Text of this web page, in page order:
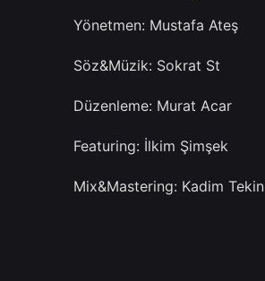
Yönetmen: Mustafa Ateş
Söz&Müzik: Sokrat St
Düzenleme: Murat Acar
Featuring: İlkim Şimşek
Mix&Mastering: Kadim Tekin